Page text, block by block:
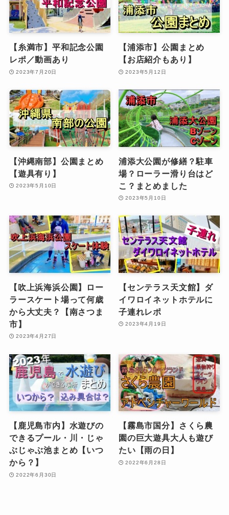
【糸満市】平和記念公園
レポ／動画あり
2023年7月20日
【浦添市】公園まとめ
【お店紹介もあり】
2023年5月12日
【沖縄南部】公園まとめ
【遊具有り】
2023年5月10日
浦添大公園が修繕？駐車
場？ローラー滑り台はど
こ？まとめました
2023年5月10日
【吹上浜海浜公園】ロー
ラースケート場って何歳
から大丈夫？【南さつま
市】
2023年4月27日
【センテラス天文館】ダ
イワロイネットホテルに
子連れレポ
2023年4月19日
【鹿児島市内】水遊びの
できるプール・川・じゃ
ぶじゃぶ池まとめ【いつ
から？】
2022年6月30日
【霧島市国分】さくら農
園の巨大遊具大人も遊び
たい【雨の日】
2022年6月28日